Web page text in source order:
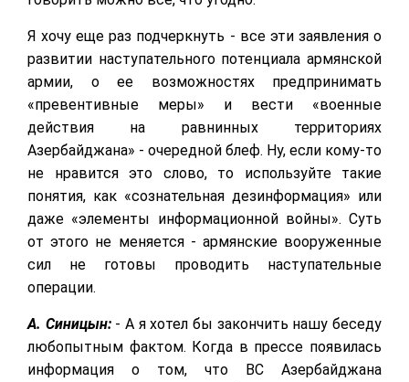
Я хочу еще раз подчеркнуть - все эти заявления о
развитии наступательного потенциала армянской
армии, о ее возможностях предпринимать
«превентивные меры» и вести «военные
действия на равнинных территориях
Азербайджана» - очередной блеф. Ну, если кому-то
не нравится это слово, то используйте такие
понятия, как «сознательная дезинформация» или
даже «элементы информационной войны». Суть
от этого не меняется - армянские вооруженные
сил не готовы проводить наступательные
операции.
А. Синицын:- А я хотел бы закончить нашу беседу
любопытным фактом. Когда в прессе появилась
информация о том, что ВС Азербайджана